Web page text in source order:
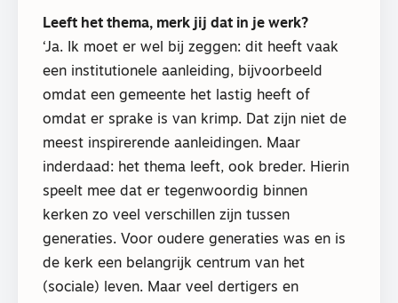
Leeft het thema, merk jij dat in je werk?
‘Ja. Ik moet er wel bij zeggen: dit heeft vaak
een institutionele aanleiding, bijvoorbeeld
omdat een gemeente het lastig heeft of
omdat er sprake is van krimp. Dat zijn niet de
meest inspirerende aanleidingen. Maar
inderdaad: het thema leeft, ook breder. Hierin
speelt mee dat er tegenwoordig binnen
kerken zo veel verschillen zijn tussen
generaties. Voor oudere generaties was en is
de kerk een belangrijk centrum van het
(sociale) leven. Maar veel dertigers en